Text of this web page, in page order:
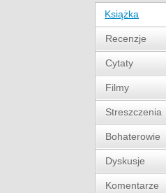
Książka
Recenzje
Cytaty
Filmy
Streszczenia
Bohaterowie
Dyskusje
Komentarze